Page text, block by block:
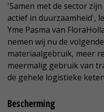
'Samen met de sector
actief in duurzaamheid',
Yme Pasma van
nemen wij nu de
materiaalgebruik, meer
meermalig gebruik van
de gehele logistieke
Bescherming